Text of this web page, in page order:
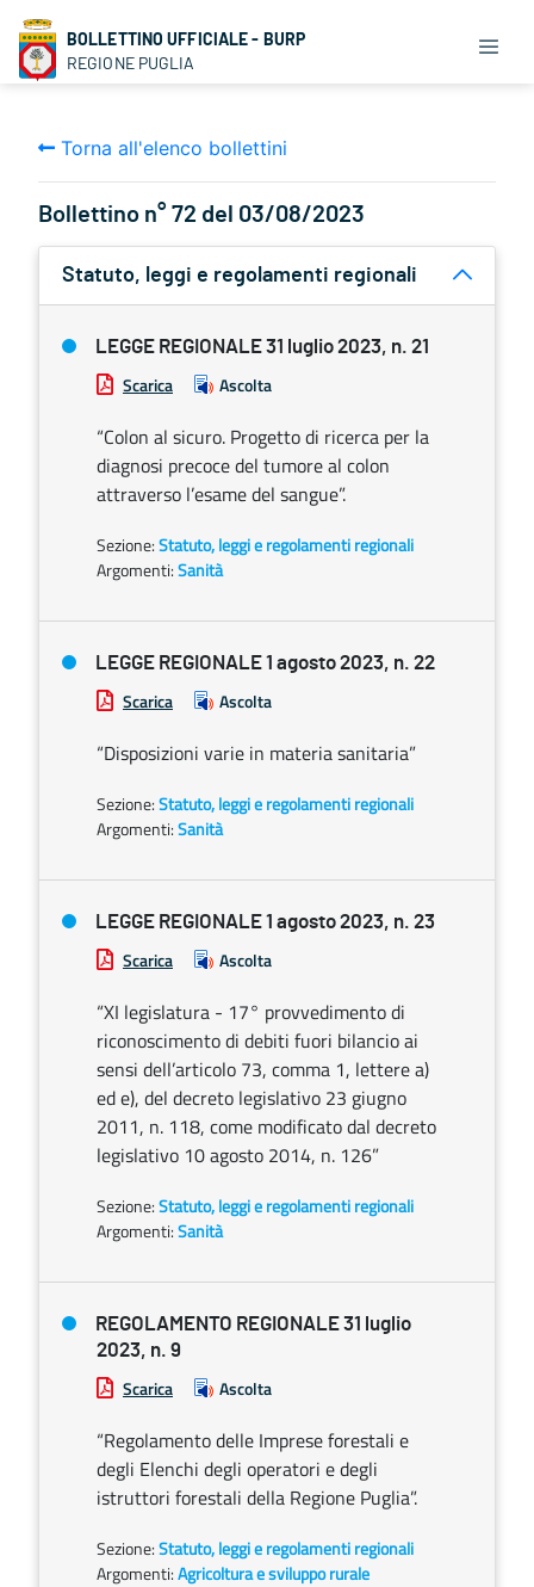
BOLLETTINO UFFICIALE - BURP
REGIONE PUGLIA
Torna all'elenco bollettini
Bollettino n° 72 del 03/08/2023
Statuto, leggi e regolamenti regionali
LEGGE REGIONALE 31 luglio 2023, n. 21
Scarica Ascolta
“Colon al sicuro. Progetto di ricerca per la
diagnosi precoce del tumore al colon
attraverso l’esame del sangue”.
Sezione:Statuto, leggi e regolamenti regionali
Argomenti:Sanità
LEGGE REGIONALE 1 agosto 2023, n. 22
Scarica Ascolta
“Disposizioni varie in materia sanitaria”
Sezione:Statuto, leggi e regolamenti regionali
Argomenti:Sanità
LEGGE REGIONALE 1 agosto 2023, n. 23
Scarica Ascolta
“XI legislatura - 17° provvedimento di
riconoscimento di debiti fuori bilancio ai
sensi dell’articolo 73, comma 1, lettere a)
ed e), del decreto legislativo 23 giugno
2011, n. 118, come modificato dal decreto
legislativo 10 agosto 2014, n. 126”
Sezione:Statuto, leggi e regolamenti regionali
Argomenti:Sanità
REGOLAMENTO REGIONALE 31 luglio
2023, n. 9
Scarica Ascolta
“Regolamento delle Imprese forestali e
degli Elenchi degli operatori e degli
istruttori forestali della Regione Puglia”.
Sezione:Statuto, leggi e regolamenti regionali
Argomenti:Agricoltura e sviluppo rurale